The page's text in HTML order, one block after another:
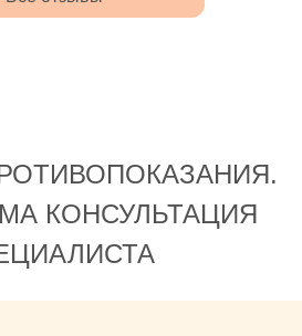
КОНСУЛЬТАЦИЯ